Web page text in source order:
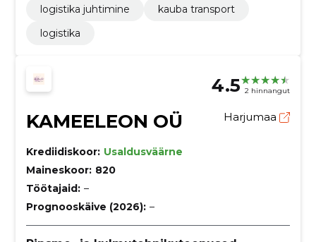
logistika juhtimine
kauba transport
logistika
4.5 2 hinnangut
KAMEELEON OÜ Harjumaa
Krediidiskoor: Usaldusväärne
Maineskoor: 820
Töötajaid: –
Prognooskäive (2026): –